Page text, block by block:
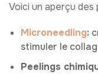
Voici un aperçu des
Microneedling:
stimuler le
Peelings